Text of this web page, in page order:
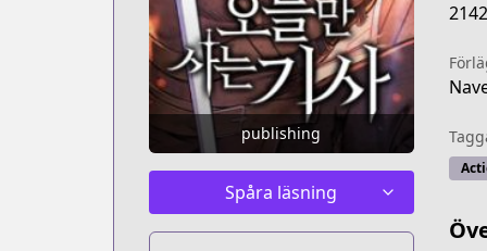
publishing
Spåra läsning